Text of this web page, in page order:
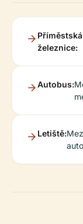
Příměstská
železnice:
Autobus:
Letiště: